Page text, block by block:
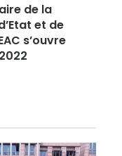
de la
et de
s’ouvre